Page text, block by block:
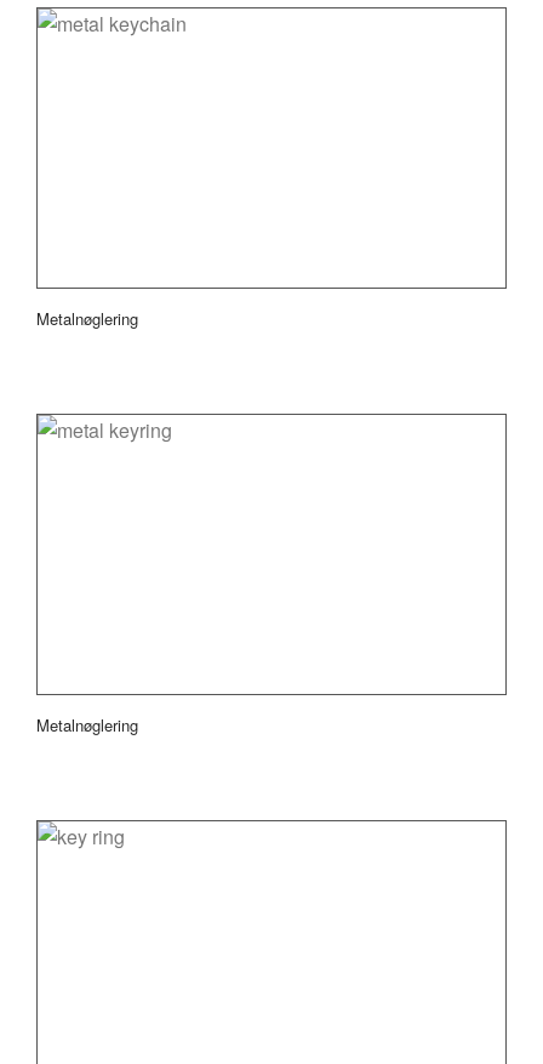
Metalnøglering
Metalnøglering